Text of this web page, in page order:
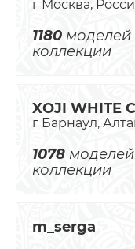
г Москва,
1180 моделей
коллекции
XOJI WHITE
г Барнаул,
1078
коллекции
m_serga